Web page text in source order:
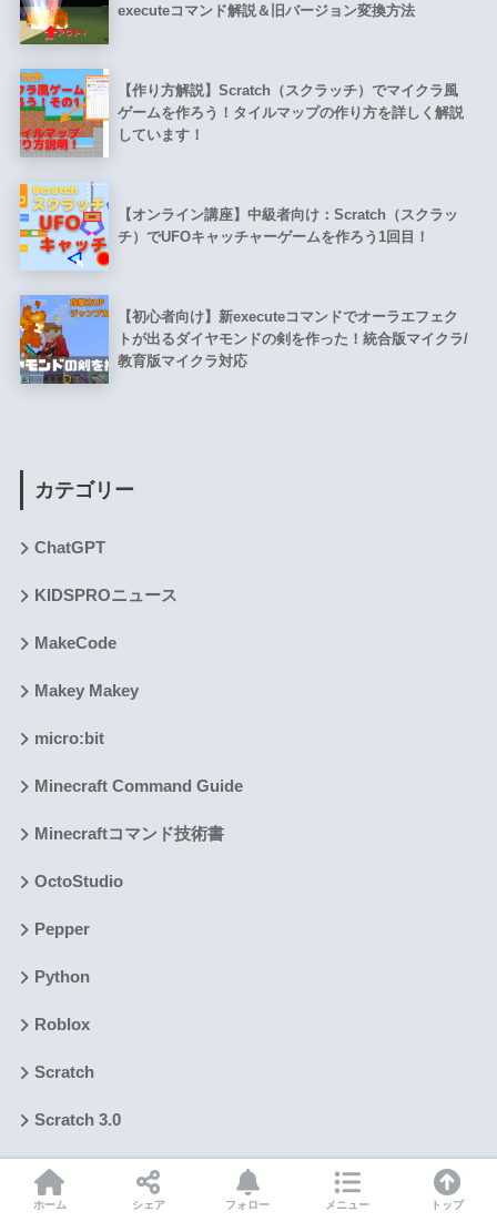
executeコマンド解説＆旧バージョン変換方法
【作り方解説】Scratch（スクラッチ）でマイクラ風
ゲームを作ろう！タイルマップの作り方を詳しく解説
しています！
【オンライン講座】中級者向け：Scratch（スクラッ
チ）でUFOキャッチャーゲームを作ろう1回目！
【初心者向け】新executeコマンドでオーラエフェク
トが出るダイヤモンドの剣を作った！統合版マイクラ/
教育版マイクラ対応
カテゴリー
ChatGPT
KIDSPROニュース
MakeCode
Makey Makey
micro:bit
Minecraft Command Guide
Minecraftコマンド技術書
OctoStudio
Pepper
Python
Roblox
Scratch
Scratch 3.0
ScratchJr
Scratch使い方
ホーム シェア フォロー メニュー トップ